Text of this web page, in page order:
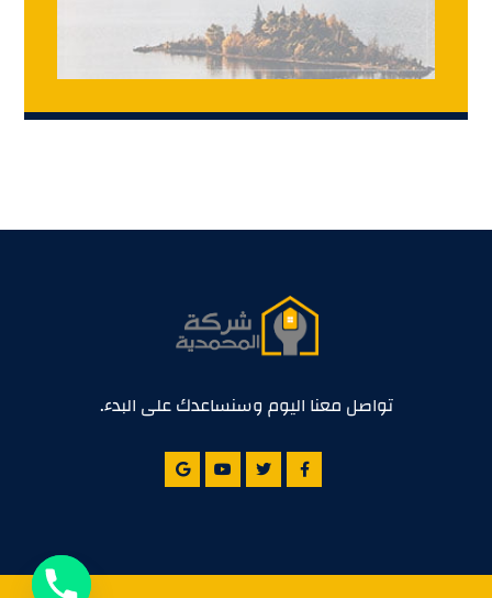
تواصل معنا اليوم وسنساعدك على البدء.